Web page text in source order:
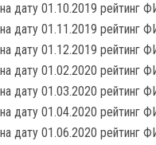
на дату 01.10.2019 рейтинг
на дату 01.11.2019 рейтинг
на дату 01.12.2019 рейтинг
на дату 01.02.2020 рейтинг
на дату 01.03.2020 рейтинг
на дату 01.04.2020 рейтинг
на дату 01.06.2020 рейтинг